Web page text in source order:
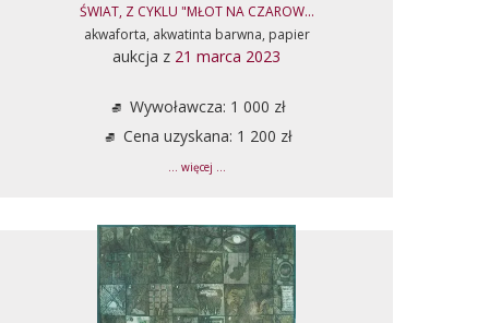
ŚWIAT, Z CYKLU "MŁOT NA CZAROW...
akwaforta, akwatinta barwna, papier
aukcja z 21 marca 2023
Wywoławcza: 1 000 zł
Cena uzyskana: 1 200 zł
... więcej ...